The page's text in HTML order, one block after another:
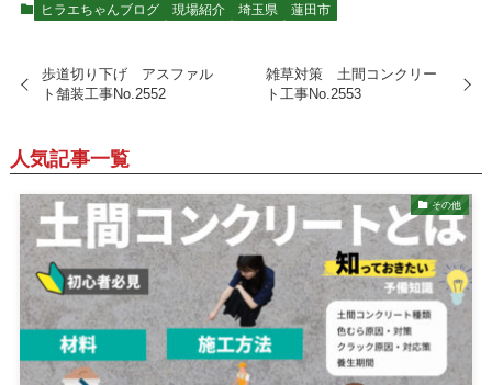
ヒラエちゃんブログ 現場紹介 埼玉県 蓮田市
歩道切り下げ アスファル
ト舗装工事No.2552
雑草対策 土間コンクリー
ト工事No.2553
人気記事一覧
その他